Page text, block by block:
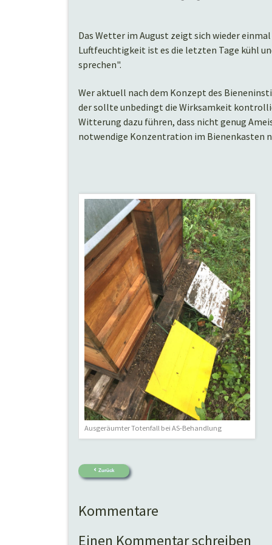
Das Wetter im August zeigt sich wieder
Luftfeuchtigkeit ist es die letzten Tage kühl
sprechen".
Wer aktuell nach dem Konzept des
der sollte unbedingt die Wirksamkeit
Witterung dazu führen, dass nicht genug
notwendige Konzentration im Bienenkasten
Ausgeräumter Totenfall bei AS-Behandlung
Zurück
Kommentare
Einen Kommentar schreiben